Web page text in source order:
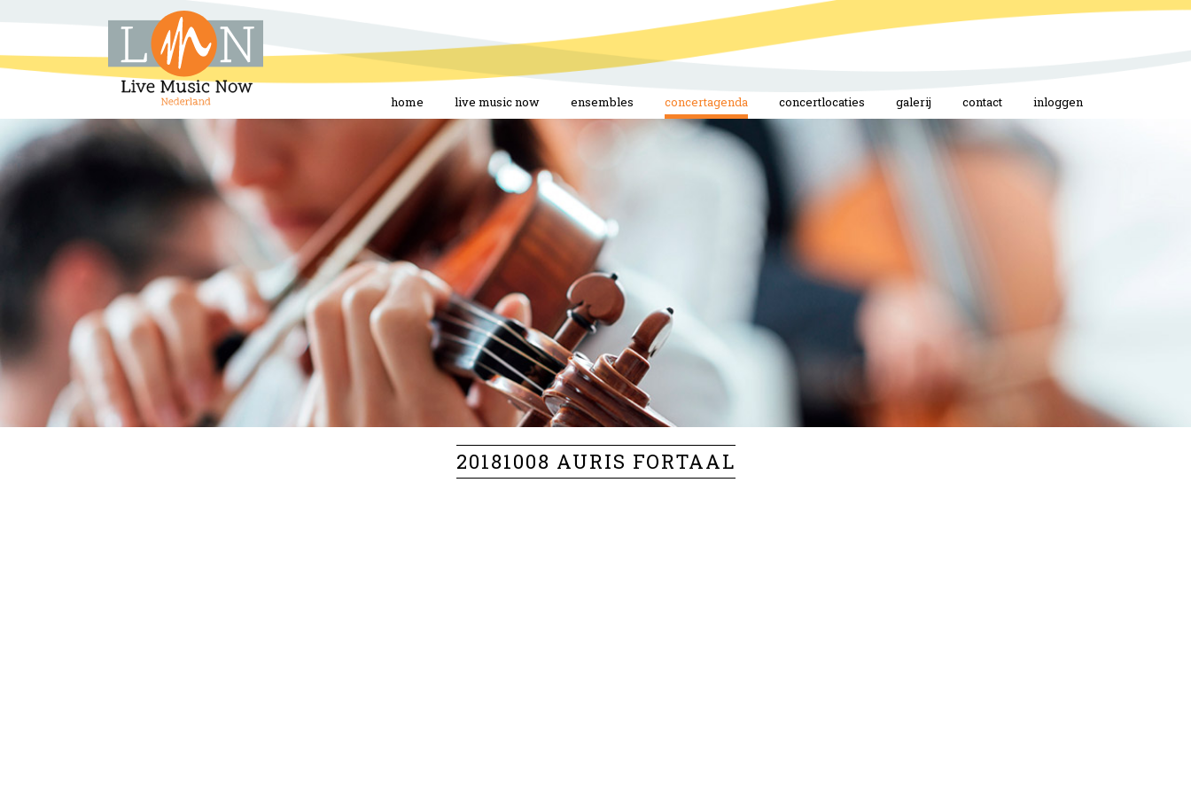
home live music now ensembles concertagenda concertlocaties galerij contact inloggen
20181008 AURIS FORTAAL